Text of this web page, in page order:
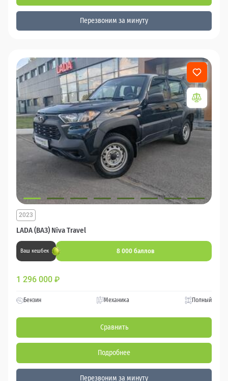
Перезвоним за минуту
LADA (ВАЗ) Niva Travel
2023
Ваш кешбек 8 000 баллов
1 296 000 ₽
Бензин Механика Полный
Сравнить
Подробнее
Перезвоним за минуту